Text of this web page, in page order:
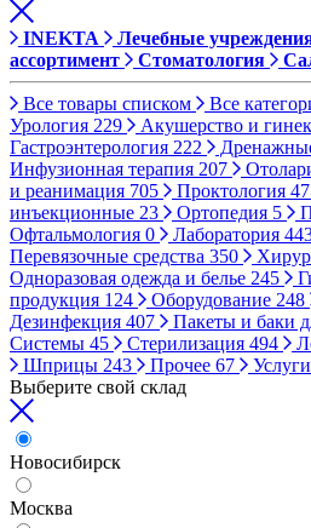
INEKTA Лечебные
ассортимент
Стоматология
Все товары списком Все
Урология 229 Акушерство и
Гастроэнтерология 222
Инфузионная терапия 207
и реанимация 705 Проктология 47
инъекционные 23 Ортопедия 5
Офтальмология 0 Лаборатория
Перевязочные средства 350
Одноразовая одежда и белье 245
продукция 124 Оборудование 248
Дезинфекция 407 Пакеты и баки
Системы 45 Стерилизация 494
Шприцы 243 Прочее 67
Выберите свой склад
Новосибирск
Москва